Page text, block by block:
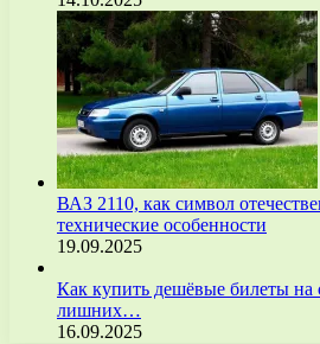
ВАЗ 2110, как символ
технические особенности
19.09.2025
Как купить дешёвые билеты на
лишних…
16.09.2025